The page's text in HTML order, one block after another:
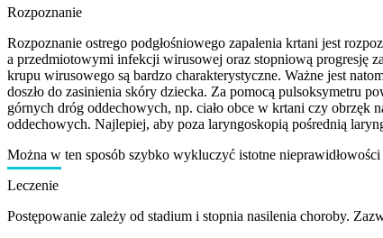
Rozpoznanie
Rozpoznanie ostrego podgłośniowego zapalenia krtani jest
a przedmiotowymi infekcji wirusowej oraz stopniową progresję
krupu wirusowego są bardzo charakterystyczne. Ważne jest
doszło do zasinienia skóry dziecka. Za pomocą pulsoksymetru
górnych dróg oddechowych, np. ciało obce w krtani czy obrzęk
oddechowych. Najlepiej, aby poza laryngoskopią pośrednią
Można w ten sposób szybko wykluczyć istotne
Leczenie
Postępowanie zależy od stadium i stopnia nasilenia choroby.